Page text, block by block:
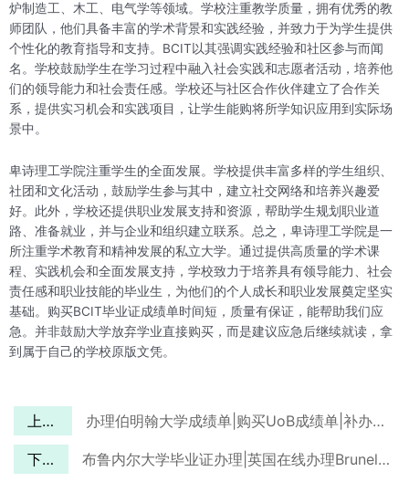
炉制造工、木工、电气学等领域。学校注重教学质量，拥有优秀的教
师团队，他们具备丰富的学术背景和实践经验，并致力于为学生提供
个性化的教育指导和支持。BCIT以其强调实践经验和社区参与而闻
名。学校鼓励学生在学习过程中融入社会实践和志愿者活动，培养他
们的领导能力和社会责任感。学校还与社区合作伙伴建立了合作关
系，提供实习机会和实践项目，让学生能购将所学知识应用到实际场
景中。
卑诗理工学院注重学生的全面发展。学校提供丰富多样的学生组织、
社团和文化活动，鼓励学生参与其中，建立社交网络和培养兴趣爱
好。此外，学校还提供职业发展支持和资源，帮助学生规划职业道
路、准备就业，并与企业和组织建立联系。总之，卑诗理工学院是一
所注重学术教育和精神发展的私立大学。通过提供高质量的学术课
程、实践机会和全面发展支持，学校致力于培养具有领导能力、社会
责任感和职业技能的毕业生，为他们的个人成长和职业发展奠定坚实
基础。购买BCIT毕业证成绩单时间短，质量有保证，能帮助我们应
急。并非鼓励大学放弃学业直接购买，而是建议应急后继续就读，拿
到属于自己的学校原版文凭。
上一篇 办理伯明翰大学成绩单|购买UoB成绩单|补办伯明翰大学本科成绩单
下一篇 布鲁内尔大学毕业证办理|英国在线办理Brunel毕业证|购买布鲁内尔大学文凭